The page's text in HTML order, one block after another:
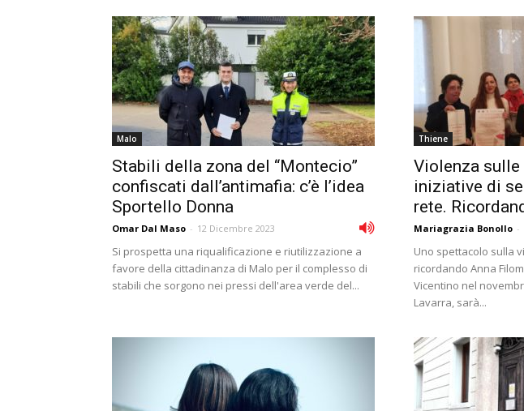
Malo
Stabili della zona del “Montecio”
confiscati dall’antimafia: c’è l’idea
Sportello Donna
Omar Dal Maso - 12 Dicembre 2023
Si prospetta una riqualificazione e riutilizzazione a
favore della cittadinanza di Malo per il complesso di
stabili che sorgono nei pressi dell'area verde del...
Thiene
Violenza sulle
iniziative di
rete.
Mariagrazia Bonollo -
Uno spettacolo sulla
ricordando Anna
Vicentino nel
Lavarra, sarà...